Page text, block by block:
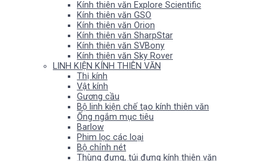
Kính thiên văn Explore Scientific
Kính thiên văn GSO
Kính thiên văn Orion
Kính thiên văn SharpStar
Kính thiên văn SVBony
Kính thiên văn Sky Rover
LINH KIỆN KÍNH THIÊN VĂN
Thị kính
Vật kính
Gương cầu
Bộ linh kiện chế tạo kính thiên văn
Ống ngắm mục tiêu
Barlow
Phim lọc các loại
Bộ chỉnh nét
Thùng đựng, túi đựng kính thiên văn